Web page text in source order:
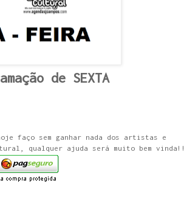
de SEXTA
faço sem ganhar nada dos artistas e
qualquer ajuda será muito bem vinda!!